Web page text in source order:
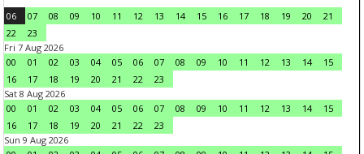
06 07 08 09 10 11 12 13 14 15 16 17 18 19 20
21
22
23
Fri 7 Aug 2026
00
01 02 03 04 05 06 07 08 09 10 11 12 13 14
15
16
17 18 19 20 21 22
23
Sat 8 Aug 2026
00
01 02 03 04 05 06 07 08 09 10 11 12 13 14
15
16
17 18 19 20 21 22
23
Sun 9 Aug 2026